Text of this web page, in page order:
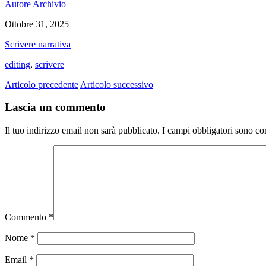
Autore Archivio
Ottobre 31, 2025
Scrivere narrativa
editing, scrivere
Articolo precedente Articolo successivo
Lascia un commento
Il tuo indirizzo email non sarà pubblicato. I campi obbligatori sono
Commento *
Nome *
Email *